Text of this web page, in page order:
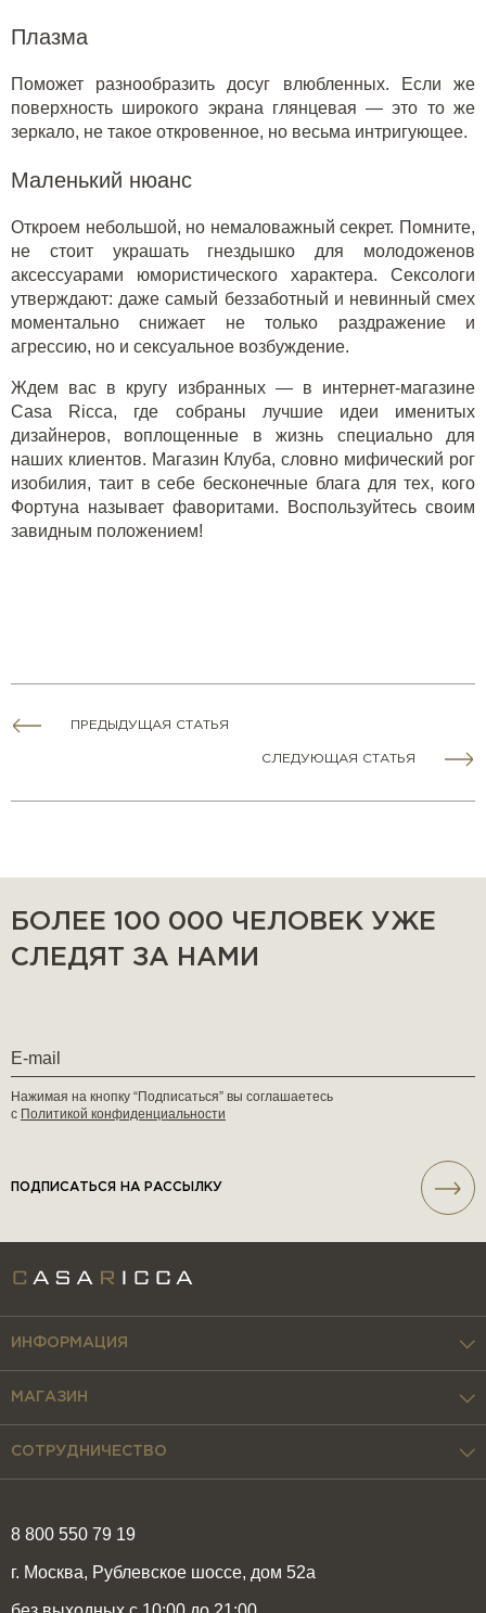
Плазма
Поможет разнообразить досуг влюбленных. Если же
поверхность широкого экрана глянцевая — это то же
зеркало, не такое откровенное, но весьма интригующее.
Маленький нюанс
Откроем небольшой, но немаловажный секрет. Помните,
не стоит украшать гнездышко для молодоженов
аксессуарами юмористического характера. Сексологи
утверждают: даже самый беззаботный и невинный смех
моментально снижает не только раздражение и
агрессию, но и сексуальное возбуждение.
Ждем вас в кругу избранных — в интернет-магазине
Casa Ricca, где собраны лучшие идеи именитых
дизайнеров, воплощенные в жизнь специально для
наших клиентов. Магазин Клуба, словно мифический рог
изобилия, таит в себе бесконечные блага для тех, кого
Фортуна называет фаворитами. Воспользуйтесь своим
завидным положением!
ПРЕДЫДУЩАЯ СТАТЬЯ
СЛЕДУЮЩАЯ СТАТЬЯ
БОЛЕЕ 100 000 ЧЕЛОВЕК УЖЕ
СЛЕДЯТ ЗА НАМИ
Нажимая на кнопку “Подписаться” вы соглашаетесь
с Политикой конфиденциальности
ПОДПИСАТЬСЯ НА РАССЫЛКУ
8 800 550 79 19
г. Москва, Рублевское шоссе, дом 52а
ИНФОРМАЦИЯ
МАГАЗИН
СОТРУДНИЧЕСТВО